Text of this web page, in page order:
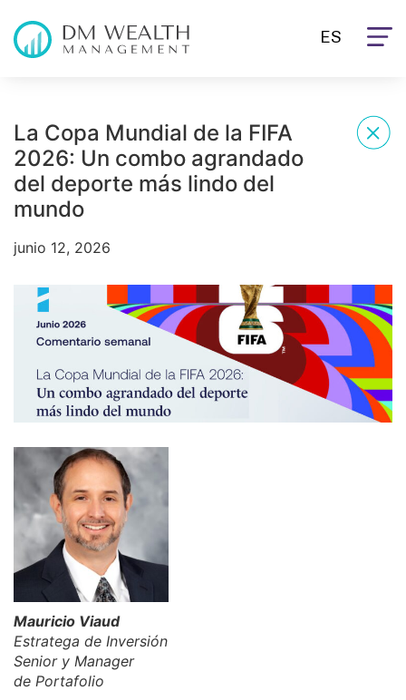
ES
La Copa Mundial de la FIFA
2026: Un combo agrandado
del deporte más lindo del
mundo
junio 12, 2026
Mauricio Viaud
Estratega de Inversión
Senior y Manager
de Portafolio